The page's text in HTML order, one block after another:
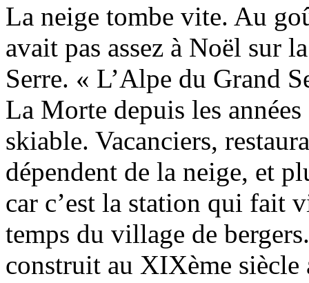
La neige tombe vite. Au
avait pas assez à Noël sur
Serre. « L’Alpe du Grand
La Morte depuis les
skiable. Vacanciers,
dépendent de la neige, et
car c’est la station qui fait
temps du village de
construit au XIXème siècle